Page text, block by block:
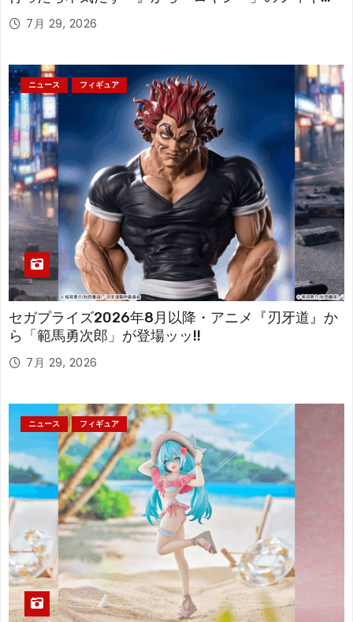
アが登場！
7月 29, 2026
ニュース フィギュア
セガプライズ2026年8月以降・アニメ『刃牙道』か
ら「範馬勇次郎」が登場ッッ!!
7月 29, 2026
ニュース フィギュア